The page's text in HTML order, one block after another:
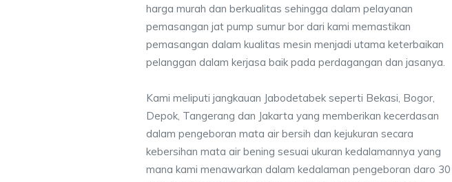
harga murah dan berkualitas sehingga dalam pelayanan
pemasangan jat pump sumur bor dari kami memastikan
pemasangan dalam kualitas mesin menjadi utama keterbaikan
pelanggan dalam kerjasa baik pada perdagangan dan jasanya.
Kami meliputi jangkauan Jabodetabek seperti Bekasi, Bogor,
Depok, Tangerang dan Jakarta yang memberikan kecerdasan
dalam pengeboran mata air bersih dan kejukuran secara
kebersihan mata air bening sesuai ukuran kedalamannya yang
mana kami menawarkan dalam kedalaman pengeboran daro 30